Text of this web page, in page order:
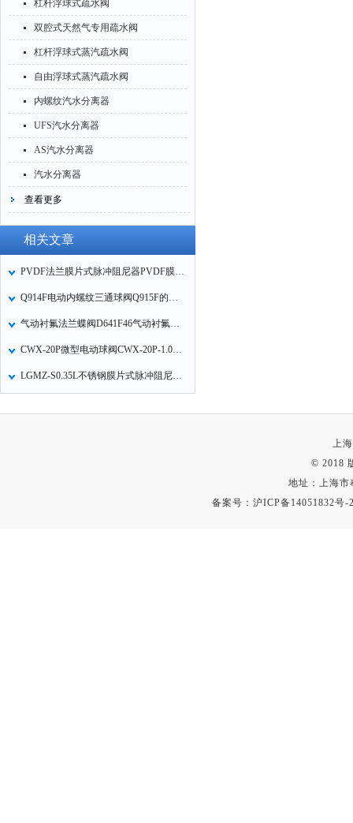
杠杆浮球式疏水阀
双腔式天然气专用疏水阀
杠杆浮球式蒸汽疏水阀
自由浮球式蒸汽疏水阀
内螺纹汽水分离器
UFS汽水分离器
AS汽水分离器
汽水分离器
查看更多
相关文章
PVDF法兰膜片式脉冲阻尼器PVDF膜片式脉动缓冲器注意事项
Q914F电动内螺纹三通球阀Q915F的结构特点
气动衬氟法兰蝶阀D641F46气动衬氟塑蝶阀的特点
CWX-20P微型电动球阀CWX-20P-1.0A-1.0B-1.0D微型电动阀门的特点
LGMZ-S0.35L不锈钢膜片式脉冲阻尼器的故障分析及解决办法
上
© 2018
地址：上海市
备案号：沪ICP备14051832号-